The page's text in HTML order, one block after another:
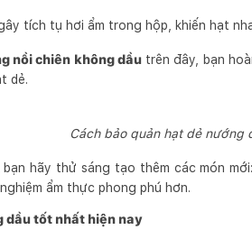
tích tụ hơi ẩm trong hộp, khiến hạt
nồi chiên không dầutrên đây, bạn
dẻ.
Cách bảo quản hạt dẻ nướng
hãy thử sáng tạo thêm các món
ẩm thực phong phú hơn.
dầu tốt nhất hiện nay